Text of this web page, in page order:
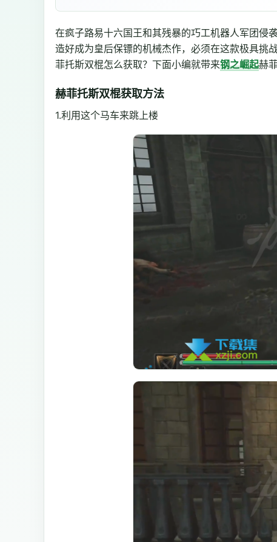
在疯子路易十六国王和其残暴的巧工机器人军团侵
造好成为皇后保镖的机械杰作，必须在这款极具挑
菲托斯双棍怎么获取？下面小编就带来钢之崛起赫
赫菲托斯双棍获取方法
1.利用这个马车来跳上楼